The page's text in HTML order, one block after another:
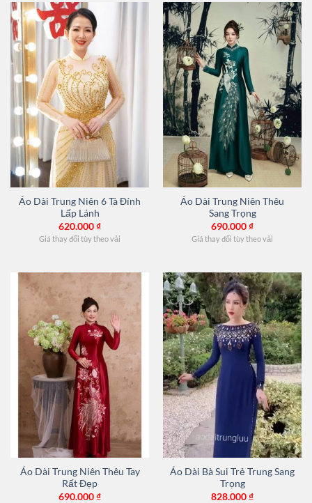
Áo Dài Trung Niên 6 Tà Đính
Lấp Lánh
620.000₫
Giá thay đổi tùy theo vải
Áo Dài Trung Niên Thêu
Sang Trọng
690.000₫
Giá thay đổi tùy theo vải
Áo Dài Trung Niên Thêu Tay
Rất Đẹp
690.000₫
Áo Dài Bà Sui Trẻ Trung Sang
Trọng
828.000₫